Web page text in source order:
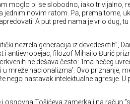
moglo bi se slobodno, iako trivijalno,
jednim novim ratom. Pa, prema tome,
A put pred nama je vrlo dug, tu
nezrela generacija iz devedesetih”,
i antievropejac, filozof Mihailo Đurić
ne dešava često: ‘Ima nečeg
mreže nacionalizma’. Ovo priznanje,
nego nastavak intelektualne agresije. U
osnovna Tošićeva zamerka i na račun